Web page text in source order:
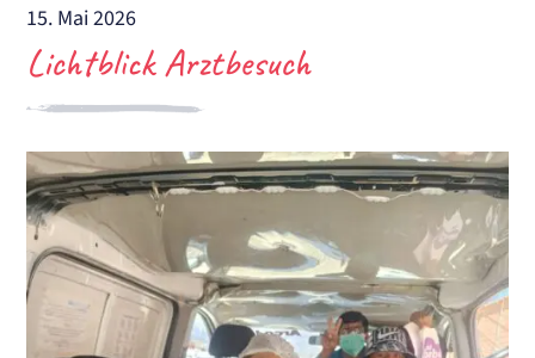
15. Mai 2026
Lichtblick Arztbesuch